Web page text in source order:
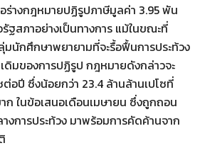
ร่างกฎหมายปฏิรูปภาษีมูลค่า 3.95 พัน
ฐสภาอย่างเป็นทางการ แม้ในขณะที่
มนักศึกษาพยายามที่จะรื้อฟื้นการประท้วง
ดิมของการปฏิรูป กฎหมายดังกล่าวจะ
ต่อปี ซึ่งน้อยกว่า 23.4 ล้านล้านเปโซที่
ก ในข้อเสนอเดือนเมษายน ซึ่งถูกถอน
งการประท้วง มาพร้อมการคัดค้านจาก